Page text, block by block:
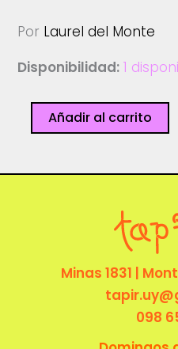
Por Laurel del Monte
Disponibilidad: 1
Come
-
cantidad
Añadir al carrito
Minas 1831 |
098